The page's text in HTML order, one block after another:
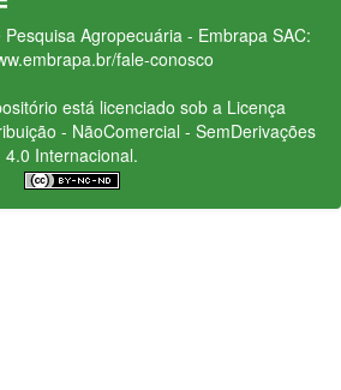
Agropecuária - Embrapa SAC:
fale-conosco
está licenciado sob a Licença
- NãoComercial - SemDerivações
4.0 Internacional.